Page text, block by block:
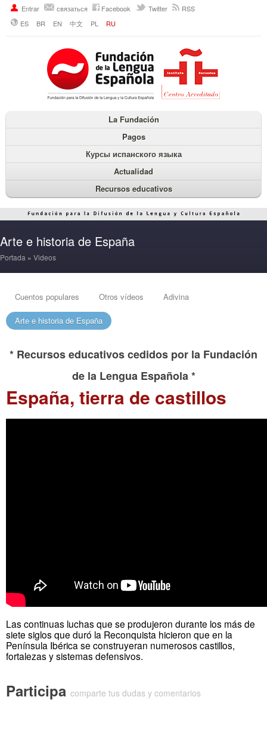
Entrar связаться Facebook Twitter
RSS
ES
BR EN 中文 PL RU
La Fundación
Pagos
Курсы испанского языка
Actualidad
Recursos educativos
Arte e historia de España
Portada » Videos
Cuentos populares Otros vídeos Adivina
Arte e historia de España
* Recursos educativos cedidos por la Fundación
de la Lengua Española *
España, tierra de castillos
Las continuas luchas que se produjeron durante los más de
siete siglos que duró la Reconquista hicieron que en la
Península Ibérica se construyeran numerosos castillos,
fortalezas y sistemas defensivos.
Participa comparte tus dudas y comentarios